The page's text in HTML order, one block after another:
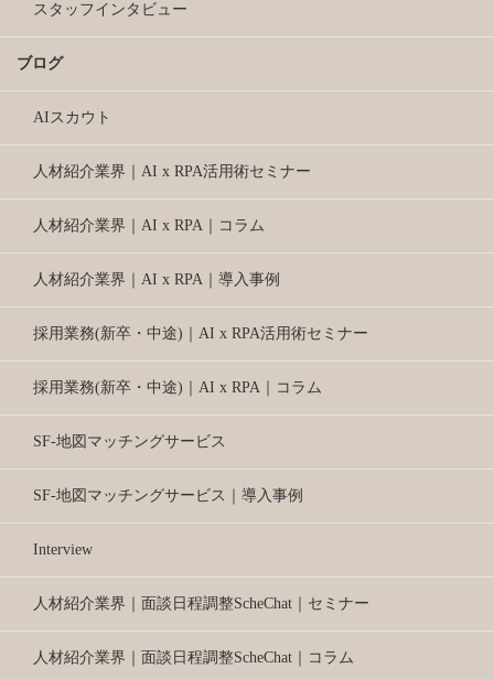
スタッフインタビュー
ブログ
AIスカウト
人材紹介業界｜AI x RPA活用術セミナー
人材紹介業界｜AI x RPA｜コラム
人材紹介業界｜AI x RPA｜導入事例
採用業務(新卒・中途)｜AI x RPA活用術セミナー
採用業務(新卒・中途)｜AI x RPA｜コラム
SF-地図マッチングサービス
SF-地図マッチングサービス｜導入事例
Interview
人材紹介業界｜面談日程調整ScheChat｜セミナー
人材紹介業界｜面談日程調整ScheChat｜コラム